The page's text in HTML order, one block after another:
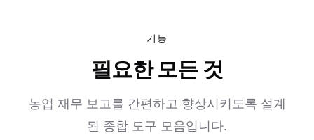
기능
필요한 모든 것
농업 재무 보고를 간편하고 향상시키도록 설계
된 종합 도구 모음입니다.